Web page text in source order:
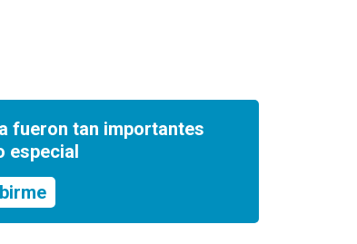
fueron tan importantes
especial